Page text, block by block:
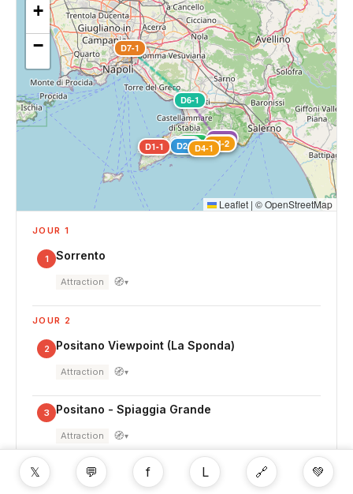
D1-1 D2-1
D2-2
D3-1
D4-1D4-2
D5-1
D5-2
D6-1
D7-1
+
−
Leaflet | ©OpenStreetMap
JOUR 1
1 Sorrento
Attraction 🧭▾
JOUR 2
2 Positano Viewpoint (La Sponda)
Attraction 🧭▾
3 Positano - Spiaggia Grande
Attraction 🧭▾
JOUR 3
𝕏 💬 f L 🔗 💚